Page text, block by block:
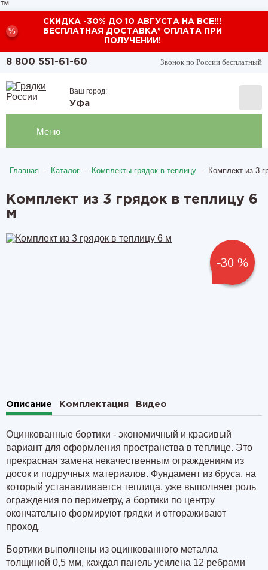
™
%
СКИДКА -30% ДО 10 АВГУСТА НА ВСЕ!!!
БЕСПЛАТНАЯ ДОСТАВКА* ОПЛАТА ПРИ
ПОЛУЧЕНИИ!
8 800 551-61-60 Звонок по России бесплатный
Ваш город:
Уфа
Меню
Главная - Каталог - Комплекты грядок в теплицу - Комплект из 3
Комплект из 3 грядок в теплицу 6
м
-30 %
Описание Комплектация Видео
Оцинкованные бортики - экономичный и красивый
вариант для оформления пространства в теплице. Это
прекрасная замена некачественным ограждениям из
досок и подручных материалов. Фундамент из бруса, на
который устанавливается теплица, уже выполняет роль
ограждения по периметру, а бортики по центру
окончательно формируют грядки и отгораживают
проход.
Бортики выполнены из оцинкованного металла
толщиной 0,5 мм, каждая панель усилена 12 ребрами